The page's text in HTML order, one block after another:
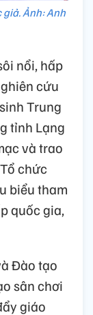
Ảnh: Anh
nổi, hấp
cứu
Trung
tỉnh Lạng
và trao
chức
biểu tham
quốc gia,
Đào tạo
sân chơi
giáo